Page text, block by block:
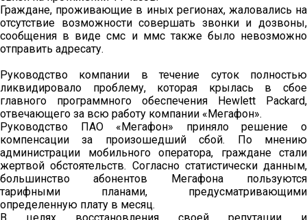
Граждане, проживающие в иных регионах, жаловались на
отсутствие возможности совершать звонки и дозвоны,
сообщения в виде смс и ммс также было невозможно
отправить адресату.
Руководство компании в течение суток полностью
ликвидировало проблему, которая крылась в сбое
главного программного обеспечения Hewlett Packard,
отвечающего за всю работу компании «Мегафон».
Руководство ПАО «Мегафон» приняло решение о
компенсации за произошедший сбой. По мнению
администрации мобильного оператора, граждане стали
жертвой обстоятельств. Согласно статистически данным,
большинство абонентов Мегафона пользуются
тарифными планами, предусматривающими
определенную плату в месяц.